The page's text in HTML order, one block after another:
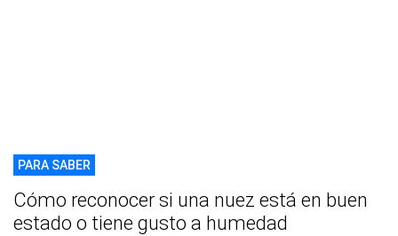
PARA SABER
Cómo reconocer si una nuez está en buen
estado o tiene gusto a humedad